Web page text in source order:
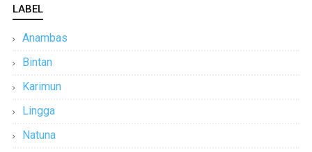
LABEL
Anambas
Bintan
Karimun
Lingga
Natuna